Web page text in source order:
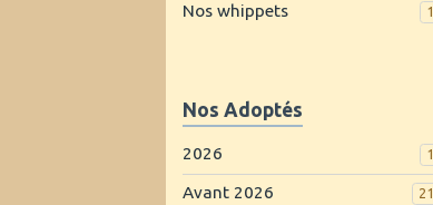
Nos whippets 1
Nos Adoptés
2026 1
Avant 2026 21